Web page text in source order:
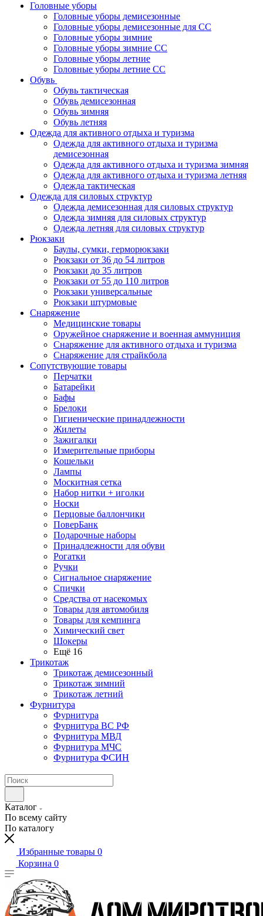
Головные уборы
Головные уборы демисезонные
Головные уборы демисезонные для СС
Головные уборы зимние
Головные уборы зимние СС
Головные уборы летние
Головные уборы летние СС
Обувь
Обувь тактическая
Обувь демисезонная
Обувь зимняя
Обувь летняя
Одежда для активного отдыха и туризма
Одежда для активного отдыха и туризма
демисезонная
Одежда для активного отдыха и туризма зимняя
Одежда для активного отдыха и туризма летняя
Одежда тактическая
Одежда для силовых структур
Одежда демисезонная для силовых структур
Одежда зимняя для силовых структур
Одежда летняя для силовых структур
Рюкзаки
Баулы, сумки, герморюкзаки
Рюкзаки от 36 до 54 литров
Рюкзаки до 35 литров
Рюкзаки от 55 до 110 литров
Рюкзаки универсальные
Рюкзаки штурмовые
Снаряжение
Медицинские товары
Оружейное снаряжение и военная аммуниция
Снаряжение для активного отдыха и туризма
Снаряжение для страйкбола
Сопутствующие товары
Перчатки
Батарейки
Бафы
Брелоки
Гигиенические принадлежности
Жилеты
Зажигалки
Измерительные приборы
Кошельки
Лампы
Москитная сетка
Набор нитки + иголки
Носки
Перцовые баллончики
ПоверБанк
Подарочные наборы
Принадлежности для обуви
Рогатки
Ручки
Сигнальное снаряжение
Спички
Средства от насекомых
Товары для автомобиля
Товары для кемпинга
Химический свет
Шокеры
Ещё 16
Трикотаж
Трикотаж демисезонный
Трикотаж зимний
Трикотаж летний
Фурнитура
Фурнитура
Фурнитура ВС РФ
Фурнитура МВД
Фурнитура МЧС
Фурнитура ФСИН
Каталог
По всему сайту
По каталогу
Избранные товары 0
Корзина 0